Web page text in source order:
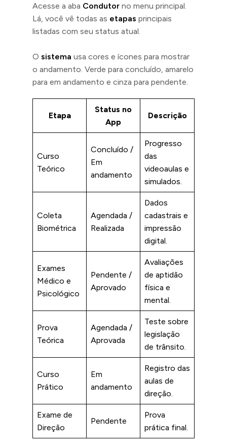
Acesse a aba Condutor no menu principal.
Lá, você vê todas as etapas principais
listadas com seu status atual.
O sistema usa cores e ícones para mostrar
o andamento. Verde para concluído, amarelo
para em andamento e cinza para pendente.
Etapa
Status no
App
Descrição
Curso
Teórico
Concluído /
Em
andamento
Progresso
das
videoaulas e
simulados.
Coleta
Biométrica
Agendada /
Realizada
Dados
cadastrais e
impressão
digital.
Exames
Médico e
Psicológico
Pendente /
Aprovado
Avaliações
de aptidão
física e
mental.
Prova
Teórica
Agendada /
Aprovada
Teste sobre
legislação
de trânsito.
Curso
Prático
Em
andamento
Registro das
aulas de
direção.
Exame de
Direção
Pendente
Prova
prática final.